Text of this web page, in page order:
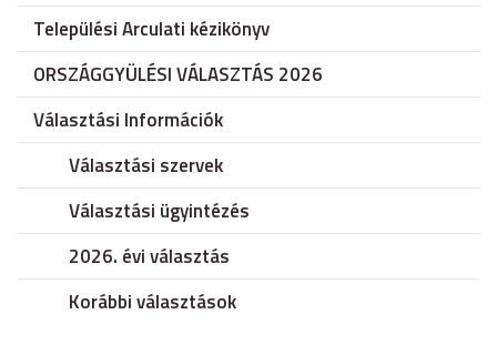
Települési Arculati kézikönyv
ORSZÁGGYÜLÉSI VÁLASZTÁS 2026
Választási Információk
Választási szervek
Választási ügyintézés
2026. évi választás
Korábbi választások